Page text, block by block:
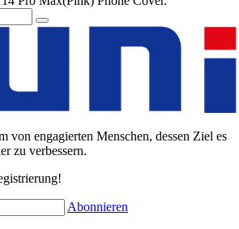
von engagierten Menschen, dessen Ziel es
zu verbessern.
Abonnieren